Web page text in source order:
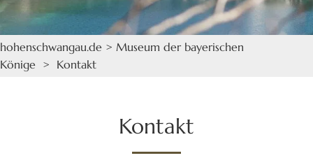
hohenschwangau.de > Museum der bayerischen
Könige > Kontakt
Kontakt